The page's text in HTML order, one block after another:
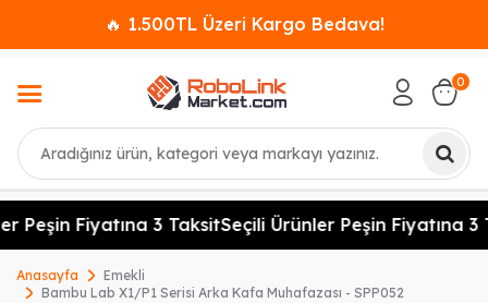
🔥 1.500TL Üzeri Kargo Bedava!
Ara
0
Peşin Fiyatına 3 TaksitSeçili Ürünler Peşin Fiyatına 3
Anasayfa
Emekli
Bambu Lab X1/P1 Serisi Arka Kafa Muhafazası - SPP052